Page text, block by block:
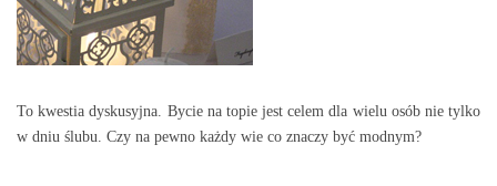
To kwestia dyskusyjna. Bycie na topie jest celem dla wielu osób nie tylko
w dniu ślubu. Czy na pewno każdy wie co znaczy być modnym?